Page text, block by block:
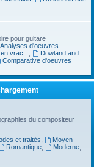
pour guitare
Analyses d'oeuvres
vrac...
Dowland and
Comparative d'oeuvres
du compositeur
et traités
Moyen-
Romantique Moderne